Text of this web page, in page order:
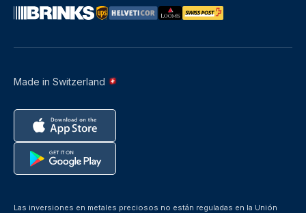
Made in Switzerland
Las inversiones en metales preciosos no están reguladas en la Unión